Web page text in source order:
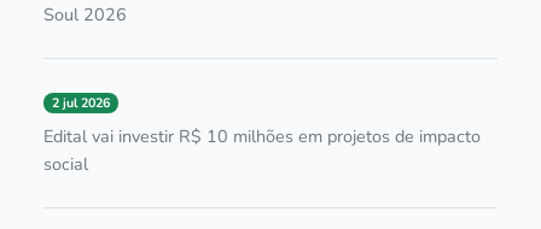
Soul 2026
2 jul 2026
Edital vai investir R$ 10 milhões em projetos de impacto
social